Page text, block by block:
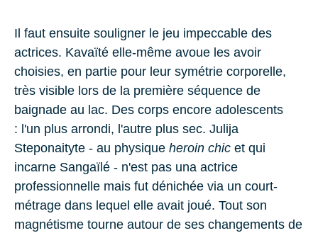
Il faut ensuite souligner le jeu impeccable des
actrices. Kavaïté elle-même avoue les avoir
choisies, en partie pour leur symétrie corporelle,
très visible lors de la première séquence de
baignade au lac. Des corps encore adolescents
: l'un plus arrondi, l'autre plus sec. Julija
Steponaityte - au physique heroin chic et qui
incarne Sangaïlé - n'est pas una actrice
professionnelle mais fut dénichée via un court-
métrage dans lequel elle avait joué. Tout son
magnétisme tourne autour de ses changements de